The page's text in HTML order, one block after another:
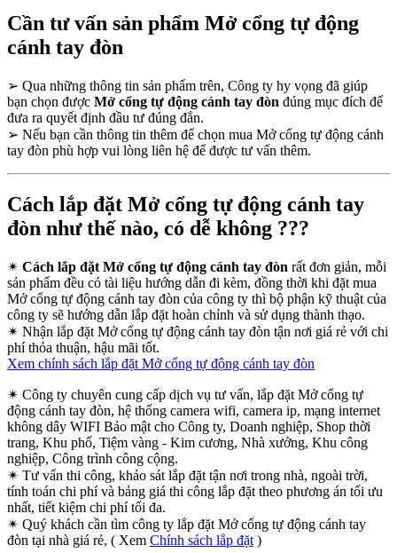
Cần tư vấn sản phẩm Mở cổng tự động
cánh tay đòn
➢ Qua những thông tin sản phẩm trên, Công ty hy vọng đã giúp
bạn chọn được Mở cổng tự động cánh tay đòn đúng mục đích để
đưa ra quyết định đầu tư đúng đắn.
➢ Nếu bạn cần thông tin thêm để chọn mua Mở cổng tự động cánh
tay đòn phù hợp vui lòng liên hệ để được tư vấn thêm.
Cách lắp đặt Mở cổng tự động cánh tay
đòn như thế nào, có dễ không ???
✴ Cách lắp đặt Mở cổng tự động cánh tay đòn rất đơn giản, mỗi
sản phẩm đều có tài liệu hướng dẫn đi kèm, đồng thời khi đặt mua
Mở cổng tự động cánh tay đòn của công ty thì bộ phận kỹ thuật của
công ty sẽ hướng dẫn lắp đặt hoàn chỉnh và sử dụng thành thạo.
✴ Nhận lắp đặt Mở cổng tự động cánh tay đòn tận nơi giá rẻ với chi
phí thỏa thuận, hậu mãi tốt.
Xem chính sách lắp đặt Mở cổng tự động cánh tay đòn
✴ Công ty chuyên cung cấp dịch vụ tư vấn, lắp đặt Mở cổng tự
động cánh tay đòn, hệ thống camera wifi, camera ip, mạng internet
không dây WIFI Bảo mật cho Công ty, Doanh nghiệp, Shop thời
trang, Khu phố, Tiệm vàng - Kim cương, Nhà xưởng, Khu công
nghiệp, Công trình công cộng.
✴ Tư vấn thi công, khảo sát lắp đặt tận nơi trong nhà, ngoài trời,
tính toán chi phí và bảng giá thi công lắp đặt theo phương án tối ưu
nhất, tiết kiệm chi phí tối đa.
✴ Quý khách cần tìm công ty lắp đặt Mở cổng tự động cánh tay
đòn tại nhà giá rẻ, ( Xem Chính sách lắp đặt )